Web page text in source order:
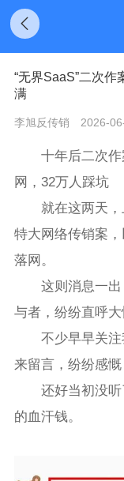
“无界SaaS”二次
满
李旭反传销 2026-
十年后二次作
网，32万人踩坑
就在这两天，
特大网络传销案
落网。
这则消息一出
与者，纷纷直呼大
不少早早关注
来留言，纷纷感慨
还好当初没听
的血汗钱。